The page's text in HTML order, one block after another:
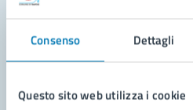
Consenso Dettagli
Questo sito web utilizza i cookie
Leggi le domande frequenti
Richiedi assistenza